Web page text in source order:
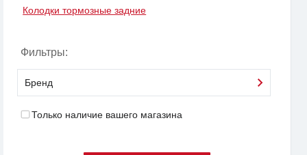
Колодки тормозные задние
Фильтры:
Бренд
Только наличие вашего магазина